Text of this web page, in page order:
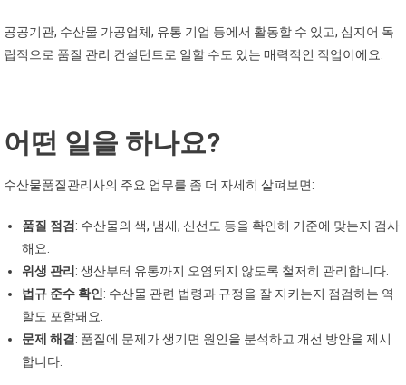
공공기관, 수산물 가공업체, 유통 기업 등에서 활동할 수 있고, 심지어 독
립적으로 품질 관리 컨설턴트로 일할 수도 있는 매력적인 직업이에요.
어떤 일을 하나요?
수산물품질관리사의 주요 업무를 좀 더 자세히 살펴보면:
품질 점검 : 수산물의 색, 냄새, 신선도 등을 확인해 기준에 맞는지 검사
해요.
위생 관리 : 생산부터 유통까지 오염되지 않도록 철저히 관리합니다.
법규 준수 확인: 수산물 관련 법령과 규정을 잘 지키는지 점검하는 역
할도 포함돼요.
문제 해결: 품질에 문제가 생기면 원인을 분석하고 개선 방안을 제시
합니다.